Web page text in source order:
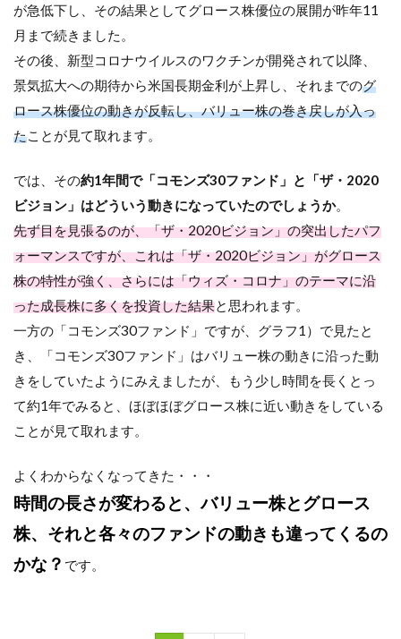
が急低下し、その結果としてグロース株優位の展開が昨年11
月まで続き ました。
その後、新型コロナウイルスのワクチンが開発されて以降、
景気拡大への期待から米国長期金利が上昇し、それまでのグ
ロース株優位の動きが反転し、バリュー株の巻き戻しが入っ
たことが見て取れます。
では、 その約1年間で「コモンズ30ファンド」と「ザ・2020
ビジョン」はどういう動きになっていたのでしょうか。
先ず目を見張るのが、「ザ・2020ビジョン」の突出したパフ
ォーマンスですが、これは「ザ・2020ビジョン」がグロース
株の特性が強く、さらには「ウィズ・コロナ」のテーマに沿
った成長株に多くを投資した結果と思われます。
一方の 「コモンズ30ファンド」 ですが、 グラフ1 ）で見たと
き、
「コモンズ30ファンド」 はバリュー株の動きに沿った動
きをしていたようにみえましたが、
もう少し時間を長くとっ
て約1年でみると、ほぼほぼグロース株に近い動きをしている
ことが見て取れます。
よくわからなくなってきた・・・
時間の長さが変わると、バリュー株とグロース
株、それと各々のファンドの動きも違ってくるの
かな？ です。